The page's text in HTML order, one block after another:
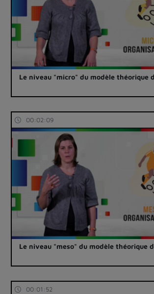
Le niveau "micro" du modèle théorique
00:02:09
Le niveau "meso" du modèle théorique
00:01:52